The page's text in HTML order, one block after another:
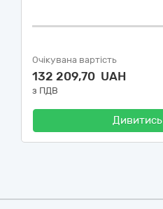
Очікувана вартість
132 209,70 UAH
з ПДВ
Дивитись